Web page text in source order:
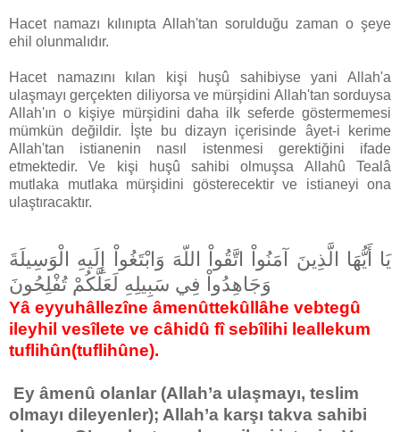
Hacet namazı kılınıpta Allah'tan sorulduğu zaman o şeye
ehil olunmalıdır.
Hacet namazını kılan kişi huşû sahibiyse yani Allah'a
ulaşmayı gerçekten diliyorsa ve mürşidini Allah'tan sorduysa
Allah'ın o kişiye mürşidini daha ilk seferde göstermemesi
mümkün değildir. İşte bu dizayn içerisinde âyet-i kerime
Allah'tan istianenin nasıl istenmesi gerektiğini ifade
etmektedir. Ve kişi huşû sahibi olmuşsa Allahû Tealâ
mutlaka mutlaka mürşidini gösterecektir ve istianeyi ona
ulaştıracaktır.
يَا أَيُّهَا الَّذِينَ آمَنُواْ اتَّقُواْ اللّهَ وَابْتَغُواْ إِلَيهِ الْوَسِيلَةَ
وَجَاهِدُواْ فِي سَبِيلِهِ لَعَلَّكُمْ تُفْلِحُونَ
Yâ eyyuhâllezîne âmenûttekûllâhe vebtegû
ileyhil vesîlete ve câhidû fî sebîlihi leallekum
tuflihûn(tuflihûne).
Ey âmenû olanlar (Allah’a ulaşmayı, teslim
olmayı dileyenler); Allah’a karşı takva sahibi